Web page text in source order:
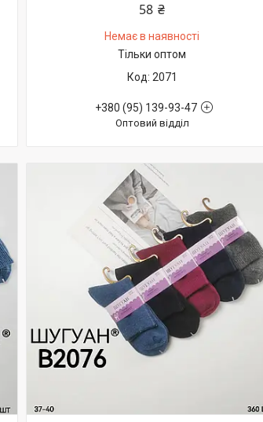
58 ₴
Немає в наявності
Тільки оптом
2071
+380 (95) 139-93-47
Оптовий відділ